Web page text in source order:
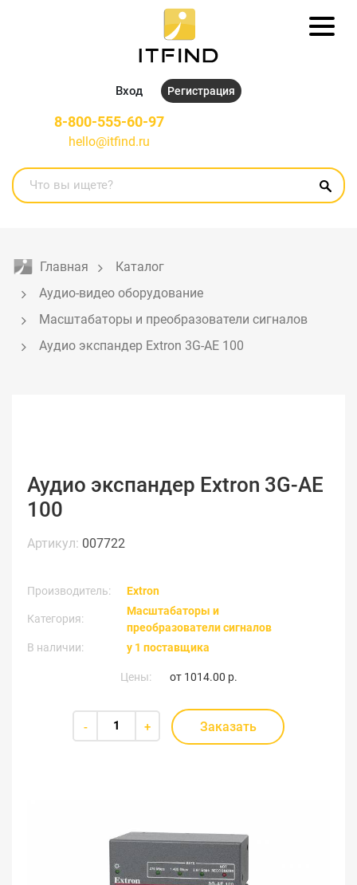
Вход Регистрация
8-800-555-60-97
hello@itfind.ru
Главная
Каталог
Аудио-видео оборудование
Масштабаторы и преобразователи сигналов
Аудио экспандер Extron 3G-AE 100
Аудио экспандер Extron 3G-AE
100
Артикул: 007722
Производитель: Extron
Категория:
Масштабаторы и
преобразователи сигналов
В наличии:
у 1 поставщика
Цены: от 1014.00 р.
- + Заказать